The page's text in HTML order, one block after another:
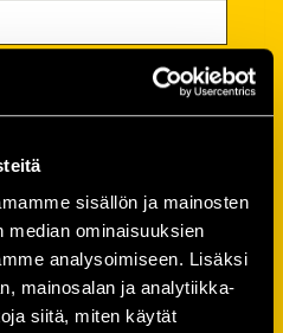
sisällön ja mainosten
median ominaisuuksien
analysoimiseen. Lisäksi
mainosalan ja analytiikka-
siitä, miten käytät